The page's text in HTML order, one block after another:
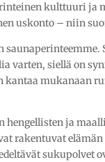
kulttuuri
uskonto – niin
varten, siellä on
mukanaan
hengellisten ja
rakentuvat
sukupolvet